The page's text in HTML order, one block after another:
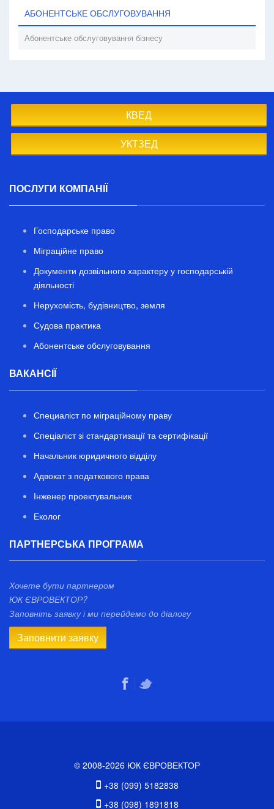
АБОНЕНТСЬКЕ ОБСЛУГОВУВАННЯ
Абонентське обслуговування бізнесу
КВЕД
УКТЗЕД
ПОСЛУГИ КОМПАНІЇ
Господарське право
Міграційне право
Документи дозвільного характеру у господарській
діяльності
Нерухомість, будівництво, земля
Судова практика
Абонентське обслуговування
ВАКАНСІЇ
Специаліст по міграційному праву
Спеціаліст зі стандартизації та сертифікації
Начальник юридичного відділу
Адвокат з податкового права
Інженер проектувальник
Еколог
ПАРТНЕРСЬКА ПРОГРАМА
Хочете бути партнером
ЮК ЄВРОВЕКТОР?
Заповніть заявку і ми перейдемо до діалогу
Заповнити заявку
© 2008-2026 ЮК ЄВРОВЕКТОР
+38 (099) 5182838
+38 (098) 1891818